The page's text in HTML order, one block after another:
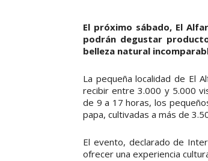
El próximo sábado, El
podrán degustar
belleza natural
La pequeña localidad de El
recibir entre 3.000 y 5.000
de 9 a 17 horas, los
papa, cultivadas a más de
El evento, declarado de
ofrecer una experiencia